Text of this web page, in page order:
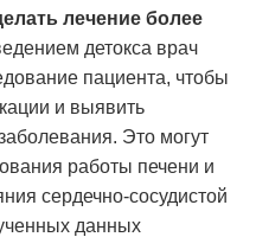
лечение более
детокса врач
пациента, чтобы
и выявить
Это могут
работы печени и
сердечно-сосудистой
данных